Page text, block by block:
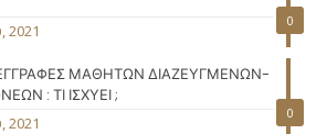
0
2021
0
ΜΑΘΗΤΩΝ ΔΙΑΖΕΥΓΜΕΝΩΝ-
: ΤΙ ΙΣΧΥΕΙ ;
2021